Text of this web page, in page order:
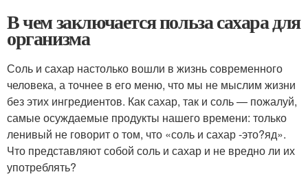
В чем заключается польза сахара для
организма
Соль и сахар настолько вошли в жизнь современного
человека, а точнее в его меню, что мы не мыслим жизни
без этих ингредиентов. Как сахар, так и соль — пожалуй,
самые осуждаемые продукты нашего времени: только
ленивый не говорит о том, что «соль и сахар -это?яд».
Что представляют собой соль и сахар и не вредно ли их
употреблять?